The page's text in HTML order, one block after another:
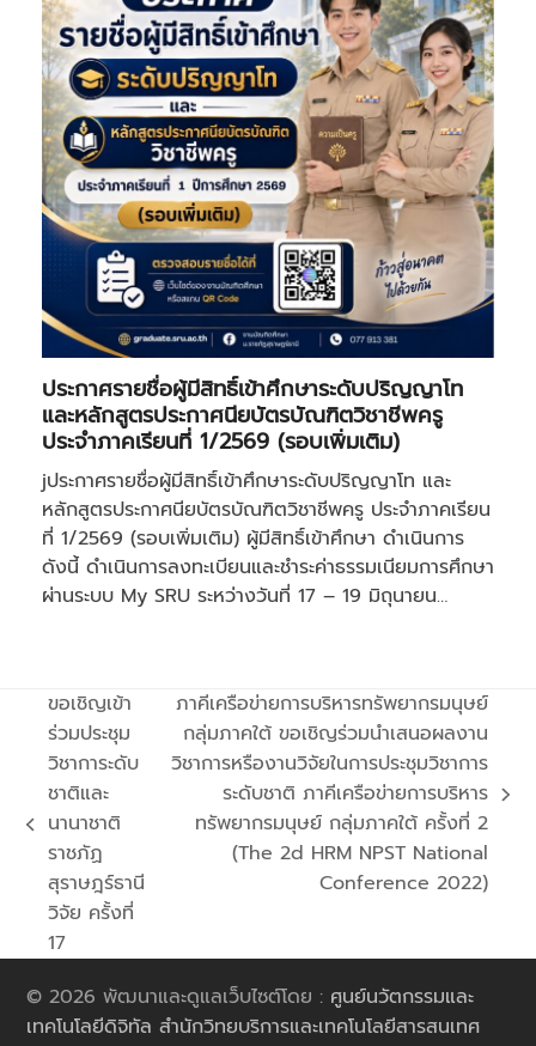
ประกาศรายชื่อผู้มีสิทธิ์เข้าศึกษาระดับปริญญาโท
และหลักสูตรประกาศนียบัตรบัณฑิตวิชาชีพครู
ประจำภาคเรียนที่ 1/2569 (รอบเพิ่มเติม)
jประกาศรายชื่อผู้มีสิทธิ์เข้าศึกษาระดับปริญญาโท และ
หลักสูตรประกาศนียบัตรบัณฑิตวิชาชีพครู ประจำภาคเรียน
ที่ 1/2569 (รอบเพิ่มเติม) ผู้มีสิทธิ์เข้าศึกษา ดำเนินการ
ดังนี้ ดำเนินการลงทะเบียนและชำระค่าธรรมเนียมการศึกษา
ผ่านระบบ My SRU ระหว่างวันที่ 17 – 19 มิถุนายน…
previous
post:
ขอเชิญเข้า
ร่วมประชุม
วิชาการะดับ
ชาติและ
นานาชาติ
ราชภัฏ
สุราษฎร์ธานี
วิจัย ครั้งที่
17
next
post:
ภาคีเครือข่ายการบริหารทรัพยากรมนุษย์
กลุ่มภาคใต้ ขอเชิญร่วมนำเสนอผลงาน
วิชาการหรืองานวิจัยในการประชุมวิชาการ
ระดับชาติ ภาคีเครือข่ายการบริหาร
ทรัพยากรมนุษย์ กลุ่มภาคใต้ ครั้งที่ 2
(The 2d HRM NPST National
Conference 2022)
© 2026 พัฒนาและดูแลเว็บไซต์โดย : ศูนย์นวัตกรรมและ
เทคโนโลยีดิจิทัล สำนักวิทยบริการและเทคโนโลยีสารสนเทศ